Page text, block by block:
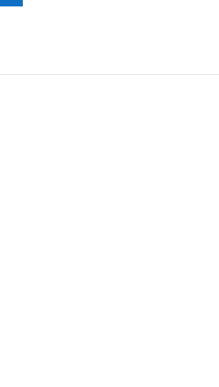
Поиск курса